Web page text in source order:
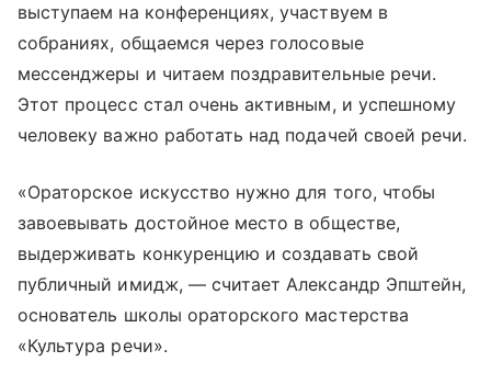
выступаем на конференциях, участвуем в
собраниях, общаемся через голосовые
мессенджеры и читаем поздравительные речи.
Этот процесс стал очень активным, и успешному
человеку важно работать над подачей своей речи.
«Ораторское искусство нужно для того, чтобы
завоевывать достойное место в обществе,
выдерживать конкуренцию и создавать свой
публичный имидж, — считает Александр Эпштейн,
основатель школы ораторского мастерства
«Культура речи».